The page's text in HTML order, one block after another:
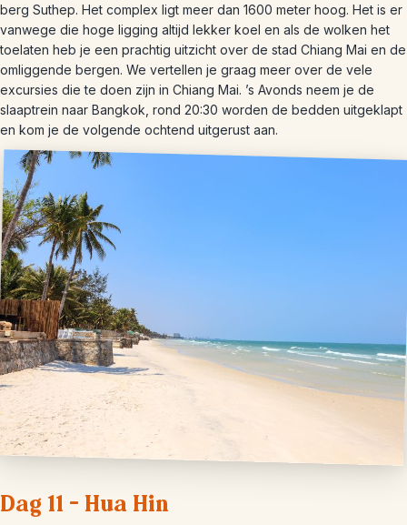
berg Suthep. Het complex ligt meer dan 1600 meter hoog. Het is er
vanwege die hoge ligging altijd lekker koel en als de wolken het
toelaten heb je een prachtig uitzicht over de stad Chiang Mai en de
omliggende bergen. We vertellen je graag meer over de vele
excursies die te doen zijn in Chiang Mai. ’s Avonds neem je de
slaaptrein naar Bangkok, rond 20:30 worden de bedden uitgeklapt
en kom je de volgende ochtend uitgerust aan.
Dag 11 – Hua Hin